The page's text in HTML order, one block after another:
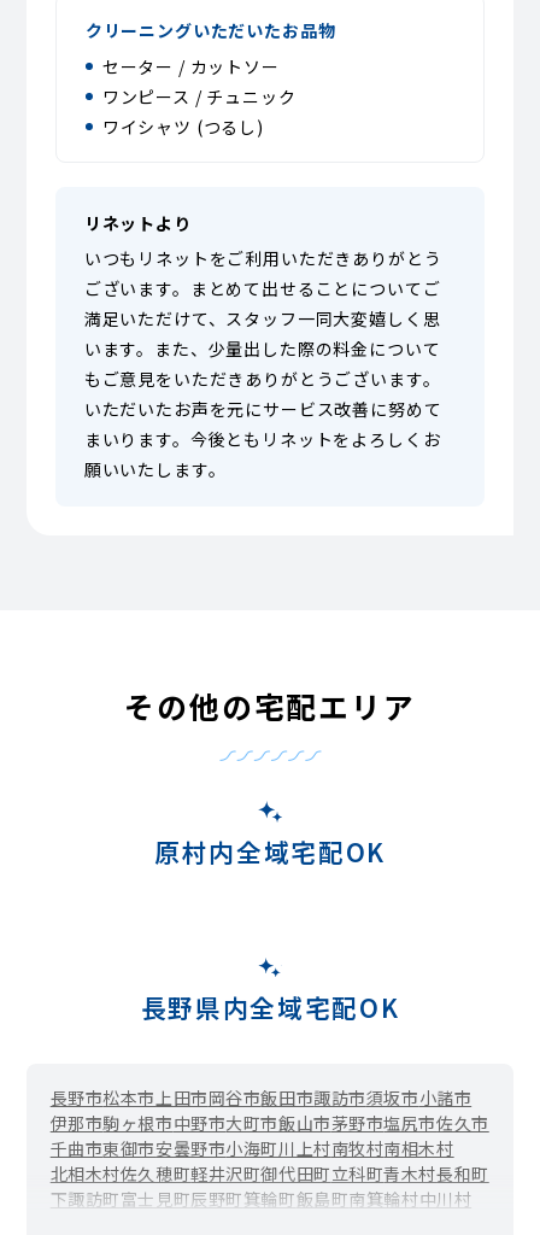
クリーニングいただいたお品物
セーター / カットソー
ワンピース / チュニック
ワイシャツ (つるし)
リネットより
いつもリネットをご利用いただきありがとう
ございます。まとめて出せることについてご
満足いただけて、スタッフ一同大変嬉しく思
います。また、少量出した際の料金について
もご意見をいただきありがとうございます。
いただいたお声を元にサービス改善に努めて
まいります。今後ともリネットをよろしくお
願いいたします。
その他の宅配エリア
原村内全域宅配OK
長野県内全域宅配OK
長野市松本市 上田市岡谷市飯田市諏訪市須坂市小諸市
伊那市駒ヶ根市中野市大町市飯山市茅野市塩尻市佐久市
千曲市東御市安曇野市小海町川上村南牧村南相木村
北相木村佐久穂町軽井沢町御代田町立科町青木村長和町
下諏訪町富士見町辰野町箕輪町飯島町南箕輪村中川村